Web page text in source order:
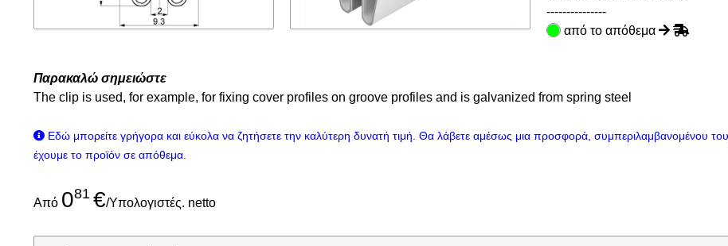
---------------
από το απόθεμα
Παρακαλώ σημειώστε
The clip is used, for example, for fixing cover profiles on groove profiles and is galvanized from spring steel
Εδώ μπορείτε γρήγορα και εύκολα να ζητήσετε την καλύτερη δυνατή τιμή. Θα λάβετε αμέσως μια προσφορά, συμπεριλαμβανομένου
έχουμε το προϊόν σε απόθεμα.
Από 081 €/Υπολογιστές. netto